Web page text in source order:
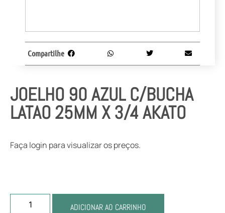
JOELHO 90 AZUL C/BUCHA
LATAO 25MM X 3/4 AKATO
Faça login para visualizar os preços.
ADICIONAR AO CARRINHO
Compartilhe